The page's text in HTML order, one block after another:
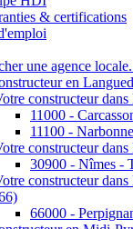
& certifications
une agence
en
constructeur
11000 -
11100 -
constructeur
30900 - Nîmes -
constructeur
66000 -